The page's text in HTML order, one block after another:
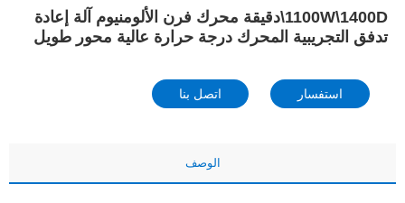
1100W\1400D\دقيقة محرك فرن الألومنيوم آلة إعادة
تدفق التجريبية المحرك درجة حرارة عالية محور طويل
استفسار اتصل بنا
الوصف